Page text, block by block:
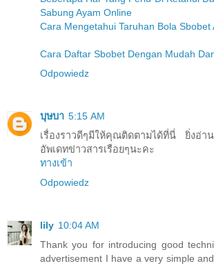
Sabung Ayam Online
Cara Mengetahui Taruhan Bola Sbobet
Cara Daftar Sbobet Dengan Mudah
Odpowiedz
บุษบา 5:15 AM
เรื่องราวดีๆมีให้คุณติดตามได้ที่นี่ ยิ่งอ่า
อัพเดทข่าวสารเรือยๆนะคะ
ทางเข้า
Odpowiedz
lily 10:04 AM
Thank you for introducing good
advertisement I have a very simple